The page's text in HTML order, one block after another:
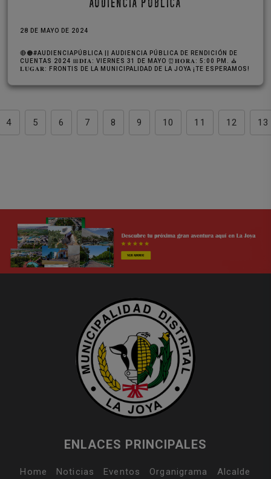
AUDIENCIA PÚBLICA
28 DE MAYO DE 2024
🔴🟠#AUDIENCIAPÚBLICA || AUDIENCIA PÚBLICA DE RENDICIÓN DE
CUENTAS 2024 📅𝐃𝐈́𝐀: VIERNES 31 DE MAYO ⏰𝐇𝐎𝐑𝐀: 5:00 PM. ⛪
𝐋𝐔𝐆𝐀𝐑: FRONTIS DE LA MUNICIPALIDAD DE LA JOYA ¡TE ESPERAMOS!
4 5 6 7 8 9 10 11 12 13
ENLACES PRINCIPALES
Home Noticias Eventos Organigrama
Alcalde